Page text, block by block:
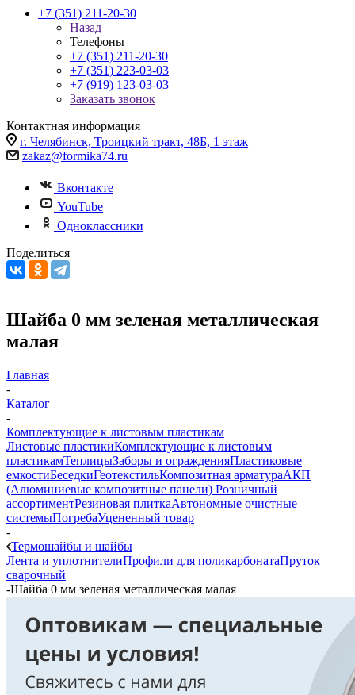
+7 (351) 211-20-30
Назад
Телефоны
+7 (351) 211-20-30
+7 (351) 223-03-03
+7 (919) 123-03-03
Заказать звонок
Контактная информация
г. Челябинск, Троицкий тракт, 48Б, 1 этаж
zakaz@formika74.ru
Вконтакте
YouTube
Одноклассники
Поделиться
Шайба 0 мм зеленая металлическая
малая
Главная
-
Каталог
-
Комплектующие к листовым пластикам
Листовые пластикиКомплектующие к листовым
пластикамТеплицыЗаборы и огражденияПластиковые
емкостиБеседкиГеотекстильКомпозитная арматураАКП
(Алюминиевые композитные панели) Розничный
ассортиментРезиновая плиткаАвтономные очистные
системыПогребаУцененный товар
-
Термошайбы и шайбы
Лента и уплотнителиПрофили для поликарбонатаПруток
сварочный
-Шайба 0 мм зеленая металлическая малая